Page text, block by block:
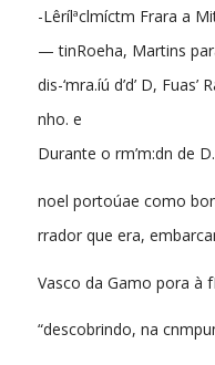
-Lêrílªclmíctm Frara a
— tinRoeha, Martins
dis-‘mra.íú d’d’ D, Fuas’
nho. e
Durante o rm’m:dn de
noel portoúae como
rrador que era,
Vasco da Gamo pora à
“descobrindo, na